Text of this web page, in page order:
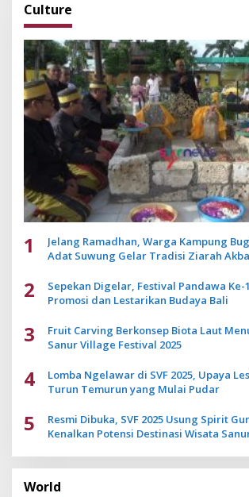
Culture
1
Jelang Ramadhan, Warga Kampung
Adat Suwung Gelar Tradisi Ziarah
2
Sepekan Digelar, Festival Pandawa
Promosi dan Lestarikan Budaya Bali
3
Fruit Carving Berkonsep Biota Laut
Sanur Village Festival 2025
4
Lomba Ngelawar di SVF 2025, Upaya
Turun Temurun yang Mulai Pudar
5
Resmi Dibuka, SVF 2025 Usung Spirit
Kenalkan Potensi Destinasi Wisata
World